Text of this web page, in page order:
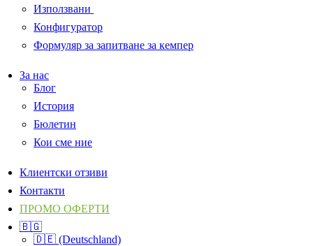
Използвани
Конфигуратор
Формуляр за запитване за кемпер
За нас
Блог
История
Бюлетин
Кои сме ние
Клиентски отзиви
Контакти
ПРОМО ОФЕРТИ
🇧🇬
🇩🇪 (Deutschland)